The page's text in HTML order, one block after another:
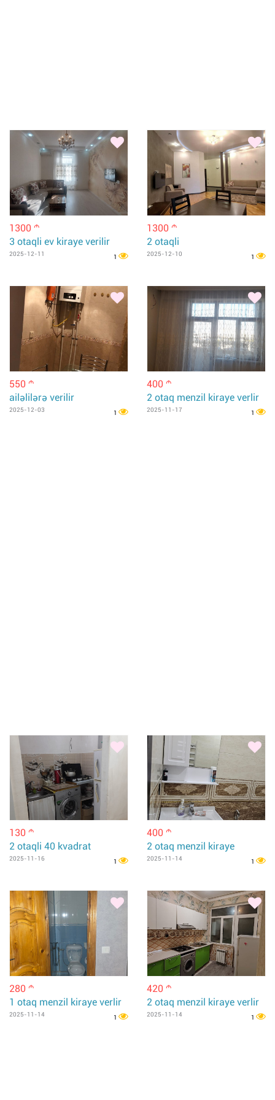
1300 m
3 otaqli ev kiraye verilir
2025-12-11 1
1300 m
2 otaqli
2025-12-10 1
550 m
ailəlilərə verilir
2025-12-03 1
400 m
2 otaq menzil kiraye verlir
2025-11-17 1
130 m
2 otaqli 40 kvadrat
2025-11-16 1
400 m
2 otaq menzil kiraye
2025-11-14 1
280 m
1 otaq menzil kiraye verlir
2025-11-14 1
420 m
2 otaq menzil kiraye verlir
2025-11-14 1